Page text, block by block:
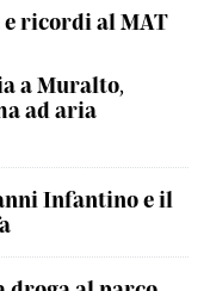
e ricordi al MAT
a Muralto,
ad aria
Infantino e il